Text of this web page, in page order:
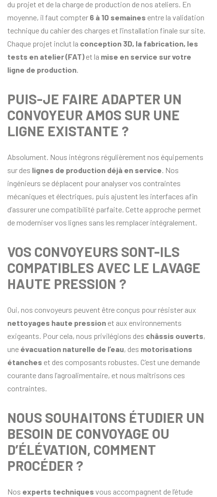
du projet et de la charge de production de nos ateliers. En
moyenne, il faut compter 6 à 10 semaines entre la validation
technique du cahier des charges et l’installation finale sur site.
Chaque projet inclut la conception 3D, la fabrication, les
tests en atelier (FAT)et la mise en service sur votre
ligne de production.
PUIS-JE FAIRE ADAPTER UN
CONVOYEUR AMOS SUR UNE
LIGNE EXISTANTE ?
Absolument. Nous intégrons régulièrement nos équipements
sur des lignes de production déjà en service. Nos
ingénieurs se déplacent pour analyser vos contraintes
mécaniques et électriques, puis ajustent les interfaces afin
d’assurer une compatibilité parfaite. Cette approche permet
de moderniser vos lignes sans les remplacer intégralement.
VOS CONVOYEURS SONT-ILS
COMPATIBLES AVEC LE LAVAGE
HAUTE PRESSION ?
Oui, nos convoyeurs peuvent être conçus pour résister aux
nettoyages haute pression et aux environnements
exigeants. Pour cela, nous privilégions des châssis ouverts,
une évacuation naturelle de l’eau, des motorisations
étanches et des composants robustes. C’est une demande
courante dans l’agroalimentaire, et nous maîtrisons ces
contraintes.
NOUS SOUHAITONS ÉTUDIER UN
BESOIN DE CONVOYAGE OU
D’ÉLÉVATION, COMMENT
PROCÉDER ?
Nos experts techniques vous accompagnent de l’étude